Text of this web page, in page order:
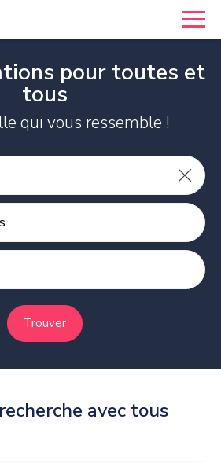
pour toutes et
tous
qui vous ressemble !
Trouver
avec tous